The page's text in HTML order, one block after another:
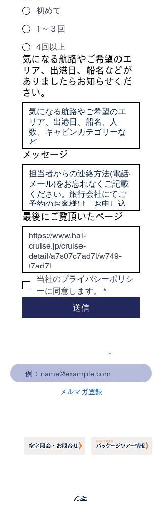
初めて
1～３回
4回以上
気になる航路やご希望のエ
リア、出港日、船名などが
ありましたらお知らせくだ
さい。
メッセージ
最後にご覧頂いたページ
当社のプライバシーポリシ
ーに同意します。
*
送信
メルマガ登録